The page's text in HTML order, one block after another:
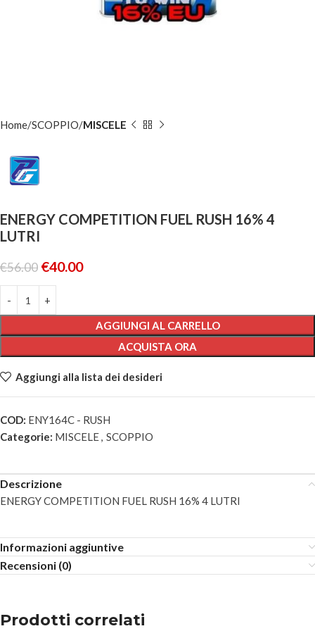
Home SCOPPIO MISCELE
ENERGY COMPETITION FUEL RUSH 16% 4
LUTRI
€56.00 €40.00
AGGIUNGI AL CARRELLO
ACQUISTA ORA
Aggiungi alla lista dei desideri
COD: ENY164C - RUSH
Categorie: MISCELE, SCOPPIO
Descrizione
ENERGY COMPETITION FUEL RUSH 16% 4 LUTRI
Informazioni aggiuntive
Recensioni (0)
Prodotti correlati